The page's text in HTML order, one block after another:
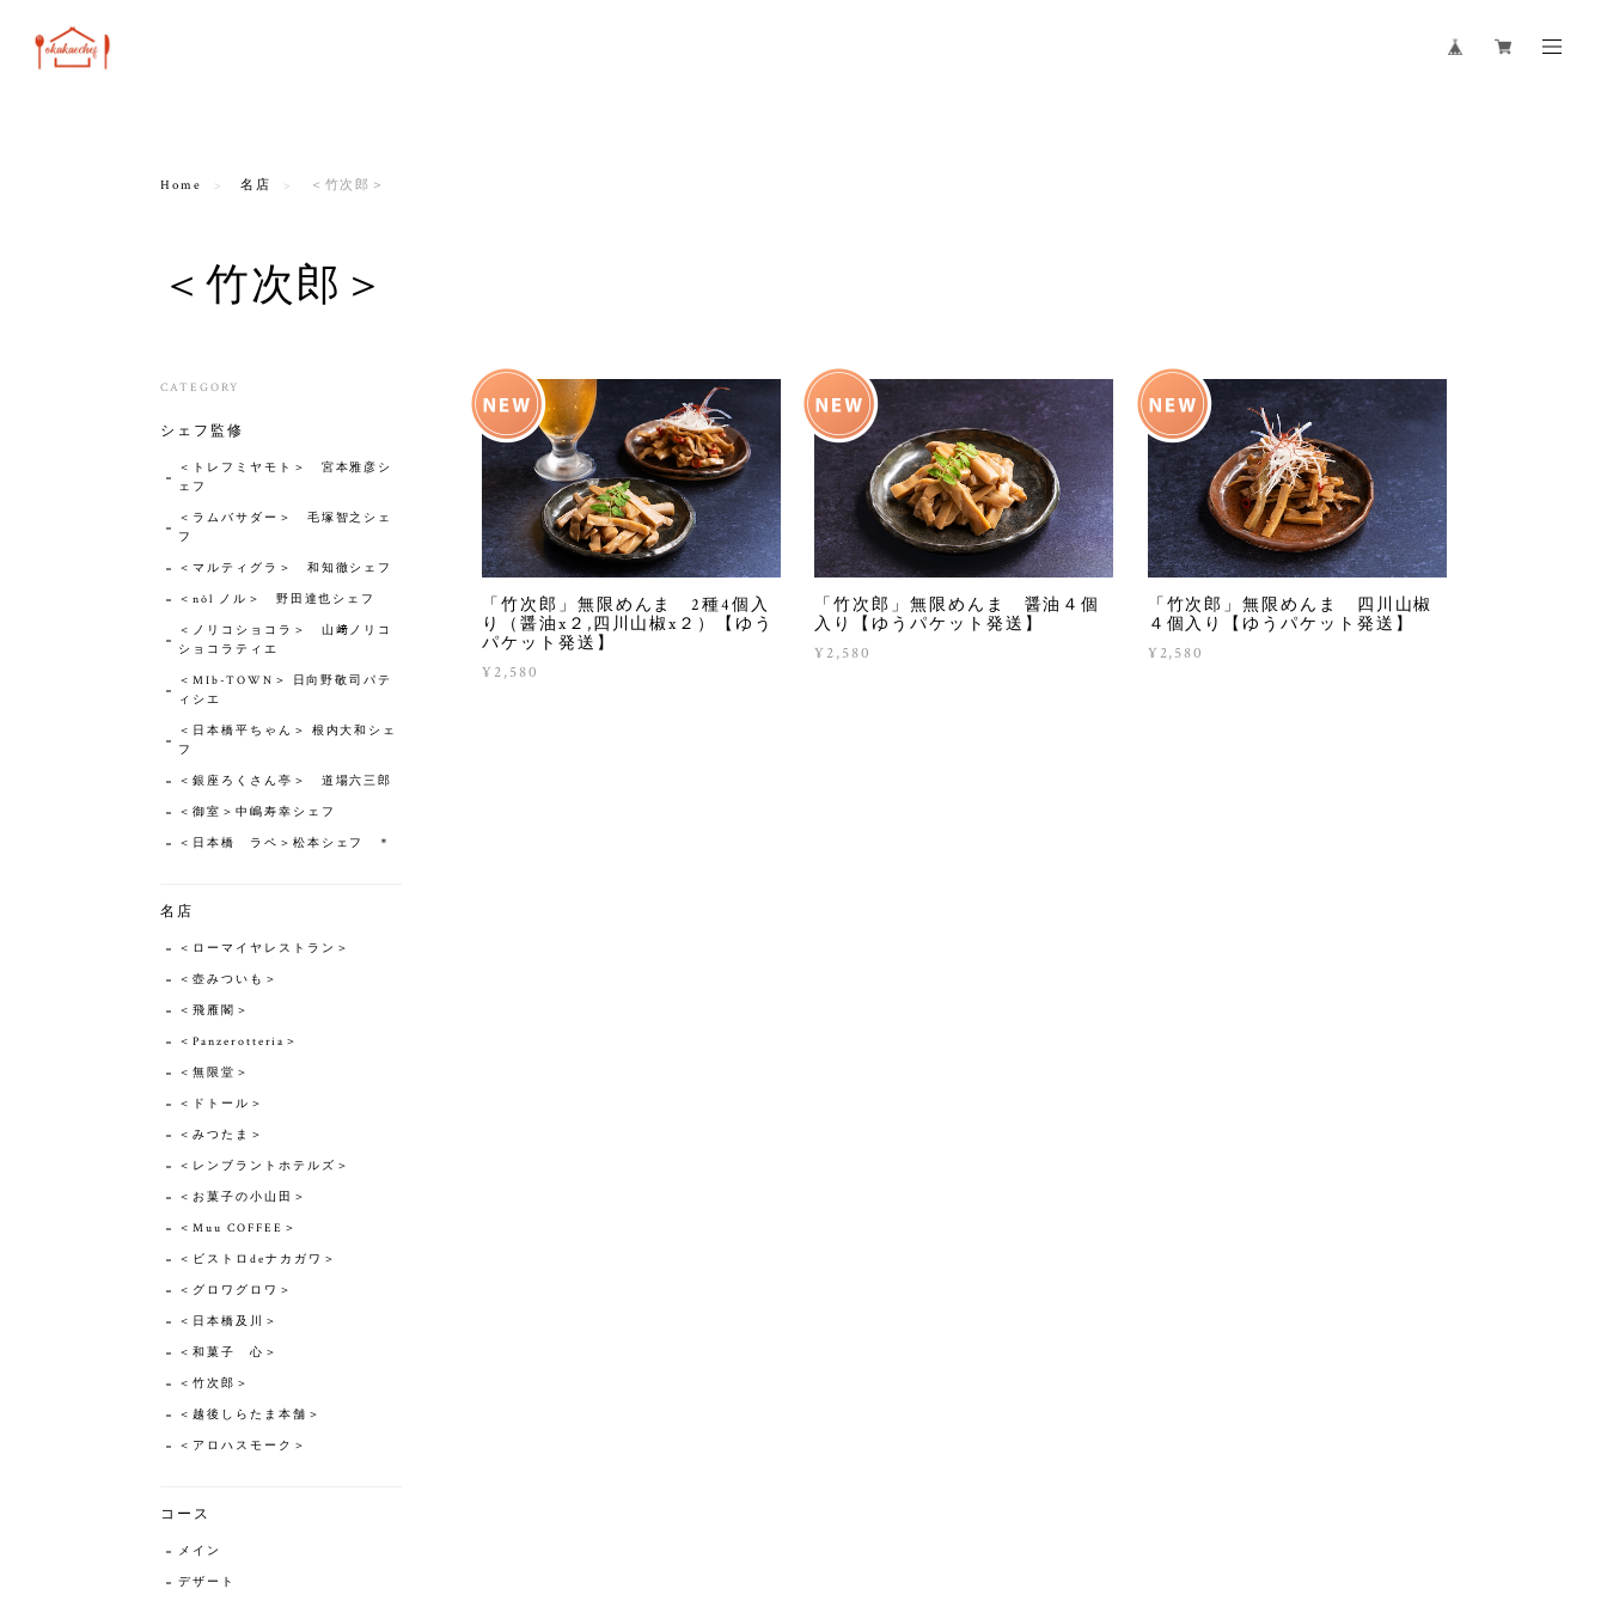
Home 名店 ＜竹次郎＞
＜竹次郎＞
「竹次郎」無限めんま 2種4個入
り（醤油x２,四川山椒x２）【ゆう
パケット発送】
¥2,580
「竹次郎」無限めんま 醤油４個
入り【ゆうパケット発送】
¥2,580
「竹次郎」無限めんま 四川山椒
４個入り【ゆうパケット発送】
¥2,580
CATEGORY
シェフ監修
＜トレフミヤモト＞ 宮本雅彦シ
ェフ
＜ラムバサダー＞ 毛塚智之シェ
フ
＜マルティグラ＞ 和知徹シェフ
＜nôl ノル＞ 野田達也シェフ
＜ノリコショコラ＞ 山﨑ノリコ
ショコラティエ
＜MIb-TOWN＞ 日向野敬司パテ
ィシエ
＜日本橋平ちゃん＞ 根内大和シェ
フ
＜銀座ろくさん亭＞ 道場六三郎
＜御室＞中嶋寿幸シェフ
＜日本橋 ラペ＞松本シェフ ＊
名店
＜ローマイヤレストラン＞
＜壺みついも＞
＜飛雁閣＞
＜Panzerotteria＞
＜無限堂＞
＜ドトール＞
＜みつたま＞
＜レンブラントホテルズ＞
＜お菓子の小山田＞
＜Muu COFFEE＞
＜ビストロdeナカガワ＞
＜グロワグロワ＞
＜日本橋及川＞
＜和菓子 心＞
＜竹次郎＞
＜越後しらたま本舗＞
＜アロハスモーク＞
コース
メイン
デザート